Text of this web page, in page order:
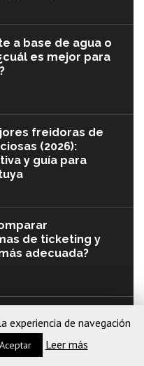
a base de agua o
es mejor para
freidoras de
(2026):
y guía para
de ticketing y
adecuada?
empresas:
frente
estándar
experiencia de navegación
Aceptar Leer más